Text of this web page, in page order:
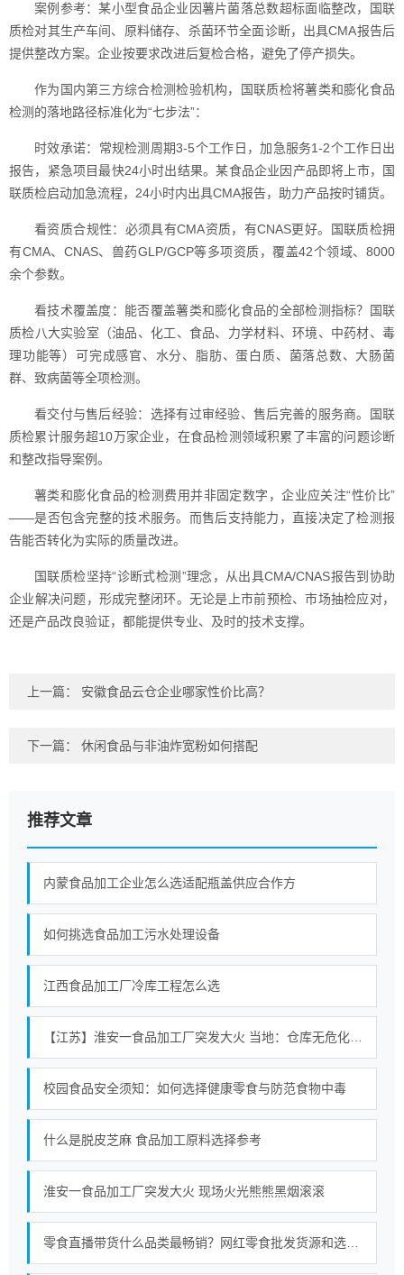
案例参考：某小型食品企业因薯片菌落总数超标面临整改，国联
质检对其生产车间、原料储存、杀菌环节全面诊断，出具CMA报告后
提供整改方案。企业按要求改进后复检合格，避免了停产损失。
作为国内第三方综合检测检验机构，国联质检将薯类和膨化食品
检测的落地路径标准化为“七步法”：
时效承诺：常规检测周期3-5个工作日，加急服务1-2个工作日出
报告，紧急项目最快24小时出结果。某食品企业因产品即将上市，国
联质检启动加急流程，24小时内出具CMA报告，助力产品按时铺货。
看资质合规性：必须具有CMA资质，有CNAS更好。国联质检拥
有CMA、CNAS、兽药GLP/GCP等多项资质，覆盖42个领域、8000
余个参数。
看技术覆盖度：能否覆盖薯类和膨化食品的全部检测指标？国联
质检八大实验室（油品、化工、食品、力学材料、环境、中药材、毒
理功能等）可完成感官、水分、脂肪、蛋白质、菌落总数、大肠菌
群、致病菌等全项检测。
看交付与售后经验：选择有过审经验、售后完善的服务商。国联
质检累计服务超10万家企业，在食品检测领域积累了丰富的问题诊断
和整改指导案例。
薯类和膨化食品的检测费用并非固定数字，企业应关注“性价比”
——是否包含完整的技术服务。而售后支持能力，直接决定了检测报
告能否转化为实际的质量改进。
国联质检坚持“诊断式检测”理念，从出具CMA/CNAS报告到协助
企业解决问题，形成完整闭环。无论是上市前预检、市场抽检应对，
还是产品改良验证，都能提供专业、及时的技术支撑。
上一篇： 安徽食品云仓企业哪家性价比高？
下一篇： 休闲食品与非油炸宽粉如何搭配
推荐文章
内蒙食品加工企业怎么选适配瓶盖供应合作方
如何挑选食品加工污水处理设备
江西食品加工厂冷库工程怎么选
校园食品安全须知：如何选择健康零食与防范食物中毒
什么是脱皮芝麻 食品加工原料选择参考
淮安一食品加工厂突发大火 现场火光熊熊黑烟滚滚